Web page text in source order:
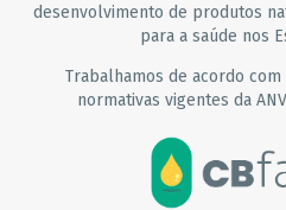
desenvolvimento de produtos
para a saúde nos
Trabalhamos de acordo
normativas vigentes da